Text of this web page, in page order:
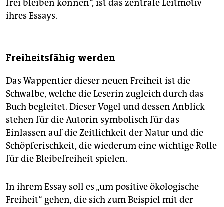
frei bleiben können“, ist das zentrale Leitmotiv
ihres Essays.
Freiheitsfähig werden
Das Wappentier dieser neuen Freiheit ist die
Schwalbe, welche die Leserin zugleich durch das
Buch begleitet. Dieser Vogel und dessen Anblick
stehen für die Autorin symbolisch für das
Einlassen auf die Zeitlichkeit der Natur und die
Schöpferischkeit, die wiederum eine wichtige Rolle
für die Bleibefreiheit spielen.
In ihrem Essay soll es „um positive ökologische
Freiheit“ gehen, die sich zum Beispiel mit der